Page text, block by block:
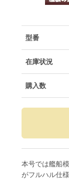
型番
在庫状況
購入数
本号では艦船
がフルハル仕